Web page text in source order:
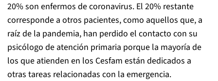
20% son enfermos de coronavirus. El 20% restante
corresponde a otros pacientes, como aquellos que, a
raíz de la pandemia, han perdido el contacto con su
psicólogo de atención primaria porque la mayoría de
los que atienden en los Cesfam están dedicados a
otras tareas relacionadas con la emergencia.